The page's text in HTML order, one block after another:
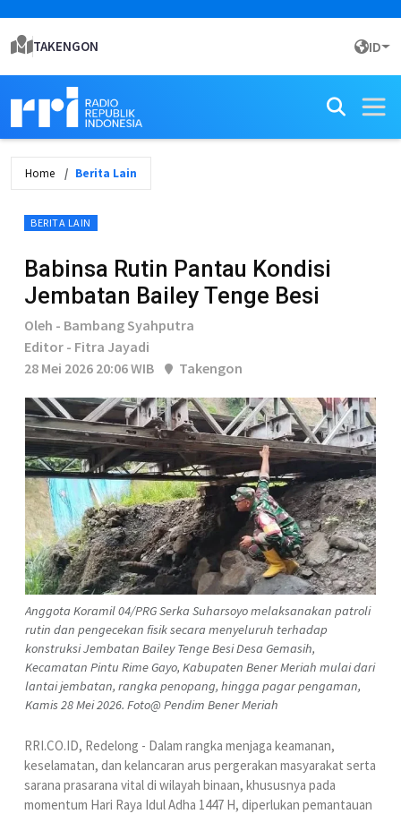
TAKENGON ID
Home Berita Lain
BERITA LAIN
Babinsa Rutin Pantau Kondisi
Jembatan Bailey Tenge Besi
Oleh - Bambang Syahputra
Editor - Fitra Jayadi
28 Mei 2026 20:06 WIB
Takengon
Anggota Koramil 04/PRG Serka Suharsoyo melaksanakan patroli
rutin dan pengecekan fisik secara menyeluruh terhadap
konstruksi Jembatan Bailey Tenge Besi Desa Gemasih,
Kecamatan Pintu Rime Gayo, Kabupaten Bener Meriah mulai dari
lantai jembatan, rangka penopang, hingga pagar pengaman,
Kamis 28 Mei 2026. Foto@ Pendim Bener Meriah
RRI.CO.ID, Redelong - Dalam rangka menjaga keamanan,
keselamatan, dan kelancaran arus pergerakan masyarakat serta
sarana prasarana vital di wilayah binaan, khususnya pada
momentum Hari Raya Idul Adha 1447 H, diperlukan pemantauan